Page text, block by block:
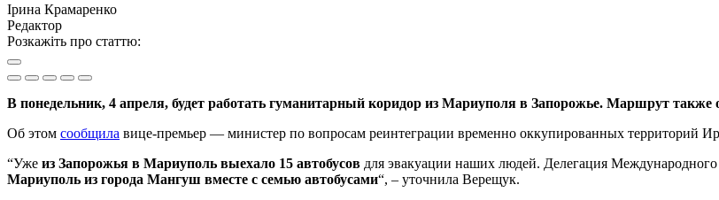
Ірина Крамаренко
Редактор
Розкажіть про статтю:
В понедельник, 4 апреля, будет работать гуманитарный коридор из Мариуполя в Запорожье. Маршрут также
Об этом сообщила вице-премьер — министер по вопросам реинтеграции временно оккупированных территорий
“Уже из Запорожья в Мариуполь выехало 15 автобусов для эвакуации наших людей. Делегация Международного
Мариуполь из города Мангуш вместе с семью автобусами“, – уточнила Верещук.